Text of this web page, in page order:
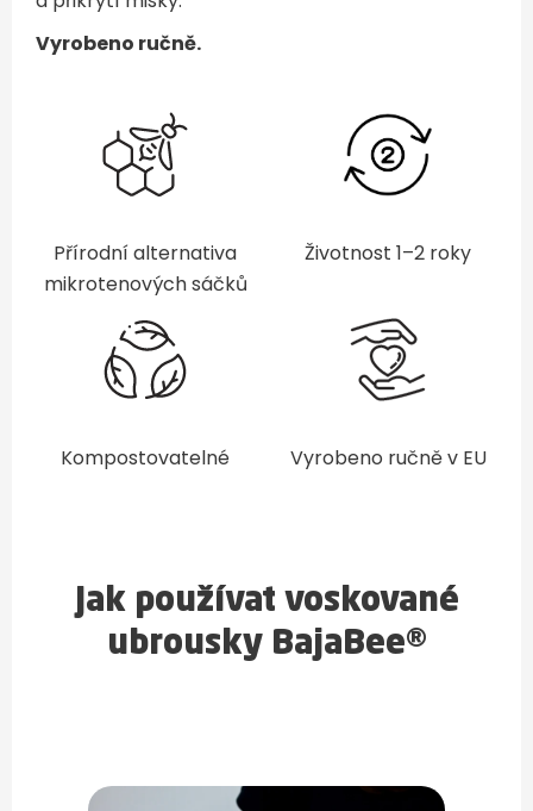
Vyrobeno ručně.
Přírodní alternativa
mikrotenových sáčků
Životnost 1–2 roky
Kompostovatelné Vyrobeno ručně v EU
Jak používat voskované
ubrousky BajaBee®